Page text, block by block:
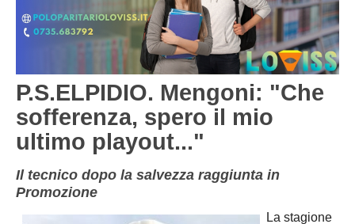
P.S.ELPIDIO. Mengoni: "Che
sofferenza, spero il mio
ultimo playout..."
Il tecnico dopo la salvezza raggiunta in
Promozione
La stagione